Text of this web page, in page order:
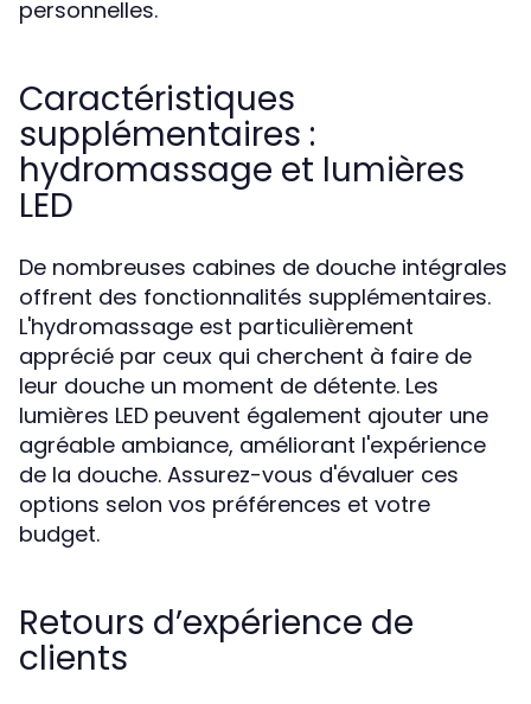
personnelles.
Caractéristiques
supplémentaires :
hydromassage et lumières
LED
De nombreuses cabines de douche intégrales
offrent des fonctionnalités supplémentaires.
L'hydromassage est particulièrement
apprécié par ceux qui cherchent à faire de
leur douche un moment de détente. Les
lumières LED peuvent également ajouter une
agréable ambiance, améliorant l'expérience
de la douche. Assurez-vous d'évaluer ces
options selon vos préférences et votre
budget.
Retours d’expérience de
clients